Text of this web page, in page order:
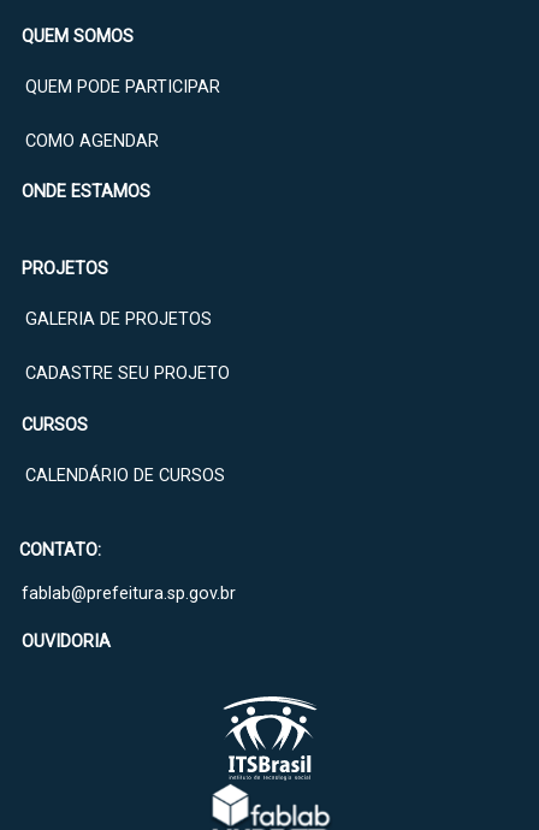
QUEM SOMOS
QUEM PODE PARTICIPAR
COMO AGENDAR
ONDE ESTAMOS
PROJETOS
GALERIA DE PROJETOS
CADASTRE SEU PROJETO
CURSOS
CALENDÁRIO DE CURSOS
CONTATO:
fablab@prefeitura.sp.gov.br
OUVIDORIA